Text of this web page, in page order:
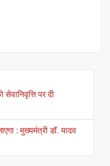
पर दी
: मुख्यमंत्री डॉ. यादव